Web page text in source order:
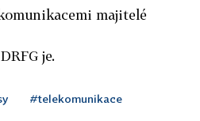
majitelé
je.
#telekomunikace